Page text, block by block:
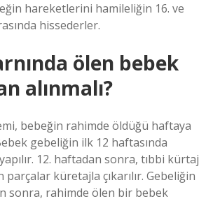
hareketlerini hamileliğin 16. ve
hissederler.
ölen bebek
alınmalı?
bebeğin rahimde öldüğü haftaya
gebeliğin ilk 12 haftasında
12. haftadan sonra, tıbbi kürtaj
parçalar küretajla çıkarılır. Gebeliğin
sonra, rahimde ölen bir bebek